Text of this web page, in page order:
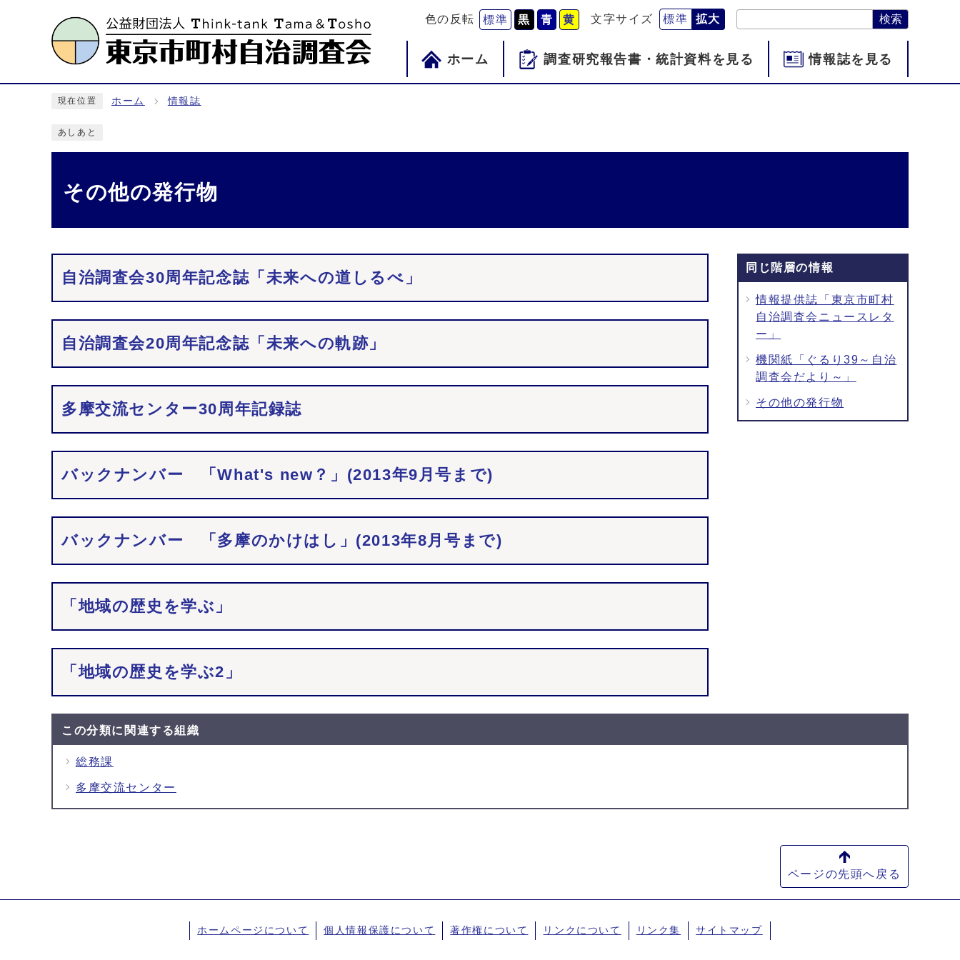
色の反転 標準 黒 青 黄 文字サイズ 標準 拡大 検索
ホーム 調査研究報告書・統計資料を見る 情報誌を見る
現在位置 ホーム 情報誌
あしあと
その他の発行物
メインメニュー
自治調査会30周年記念誌「未来への道しるべ」
自治調査会20周年記念誌「未来への軌跡」
多摩交流センター30周年記録誌
バックナンバー 「What's new？」(2013年9月号まで)
バックナンバー 「多摩のかけはし」(2013年8月号まで)
「地域の歴史を学ぶ」
「地域の歴史を学ぶ2」
同じ階層の情報
情報提供誌「東京市町村
自治調査会ニュースレタ
ー」
機関紙「ぐるり39～自治
調査会だより～」
その他の発行物
この分類に関連する組織
総務課
多摩交流センター
ページの先頭へ戻る
ホームページについて 個人情報保護について 著作権について リンクについて リンク集 サイトマップ